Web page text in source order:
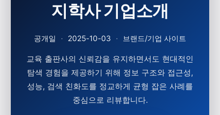
지학사 기업소개
공개일 · 2025-10-03 · 브랜드/기업 사이트
교육 출판사의 신뢰감을 유지하면서도 현대적인
탐색 경험을 제공하기 위해 정보 구조와 접근성,
성능, 검색 친화도를 정교하게 균형 잡은 사례를
중심으로 리뷰합니다.